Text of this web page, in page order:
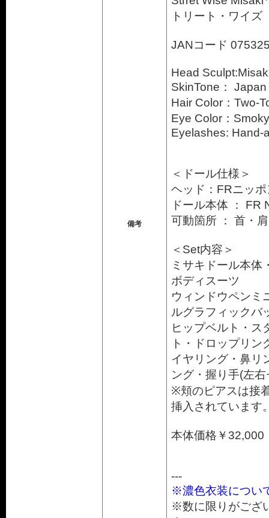
備考
トリート・ワイズ
JANコード
Head
SkinTone：
Hair Color：Two-
Eye Color：
Eyelashes: Hand-
＜ドール仕様＞
ヘッド：FRニッ
ドール本体 ： FR
可動箇所 ： 首・
＜Set内容＞
ミサキドール本体
ボディスーツ
ウィンドウペンミ
ルグラフィックバ
ヒップベルト・ス
ト・ドロップリン
イヤリング・鼻リ
ング・握り手(左
※頬のピアスは接
挿入されています
本体価格￥32,000
---
※濃色衣装につい
※数に限りがござ